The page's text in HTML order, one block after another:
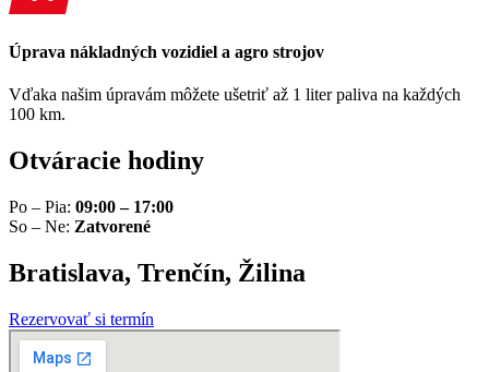
Úprava nákladných vozidiel a agro strojov
Vďaka našim úpravám môžete ušetriť až 1 liter paliva na každých
100 km.
Otváracie hodiny
Po – Pia: 09:00 – 17:00
So – Ne: Zatvorené
Bratislava, Trenčín, Žilina
Rezervovať si termín